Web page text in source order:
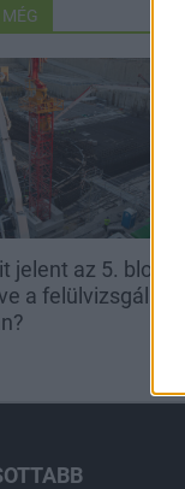
jelent az 5. blokk új
a felülvizsgálat